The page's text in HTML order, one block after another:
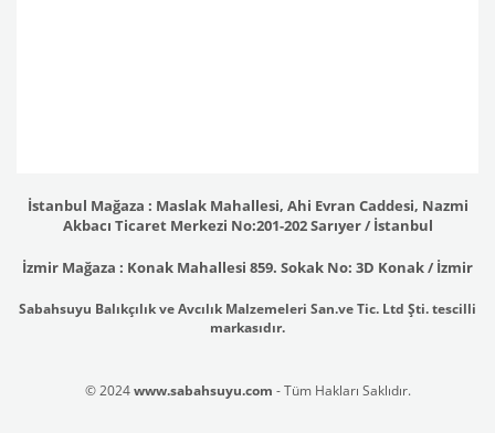
İstanbul Mağaza : Maslak Mahallesi, Ahi Evran Caddesi, Nazmi
Akbacı Ticaret Merkezi No:201-202 Sarıyer / İstanbul
İzmir Mağaza : Konak Mahallesi 859. Sokak No: 3D Konak / İzmir
Sabahsuyu Balıkçılık ve Avcılık Malzemeleri San.ve Tic. Ltd Şti. tescilli
markasıdır.
© 2024www.sabahsuyu.com - Tüm Hakları Saklıdır.